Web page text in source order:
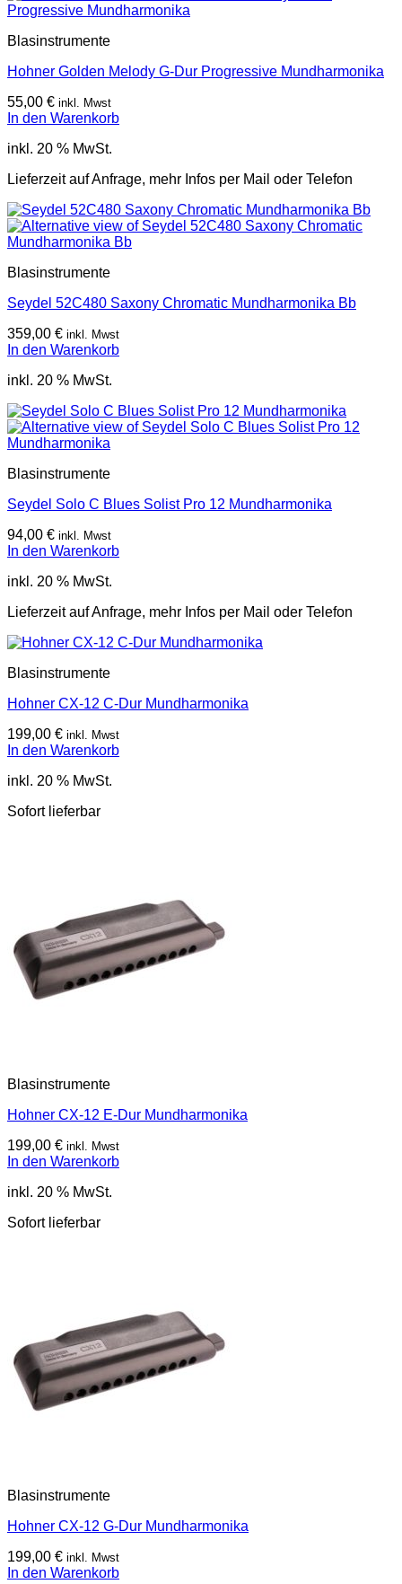
Blasinstrumente
Hohner Golden Melody G-Dur Progressive Mundharmonika
55,00 € inkl. Mwst
In den Warenkorb
inkl. 20 % MwSt.
Lieferzeit auf Anfrage, mehr Infos per Mail oder Telefon
Blasinstrumente
Seydel 52C480 Saxony Chromatic Mundharmonika Bb
359,00 € inkl. Mwst
In den Warenkorb
inkl. 20 % MwSt.
Blasinstrumente
Seydel Solo C Blues Solist Pro 12 Mundharmonika
94,00 € inkl. Mwst
In den Warenkorb
inkl. 20 % MwSt.
Lieferzeit auf Anfrage, mehr Infos per Mail oder Telefon
Blasinstrumente
Hohner CX-12 C-Dur Mundharmonika
199,00 € inkl. Mwst
In den Warenkorb
inkl. 20 % MwSt.
Sofort lieferbar
Blasinstrumente
Hohner CX-12 E-Dur Mundharmonika
199,00 € inkl. Mwst
In den Warenkorb
inkl. 20 % MwSt.
Sofort lieferbar
Blasinstrumente
Hohner CX-12 G-Dur Mundharmonika
199,00 € inkl. Mwst
In den Warenkorb